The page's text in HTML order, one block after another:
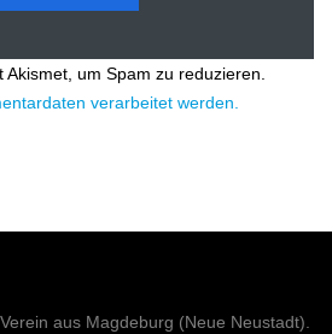
Akismet, um Spam zu reduzieren.
verarbeitet werden.
aus Magdeburg (Neue Neustadt).